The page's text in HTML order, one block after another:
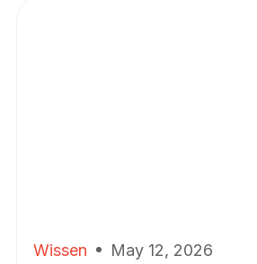
Wissen May 12, 2026